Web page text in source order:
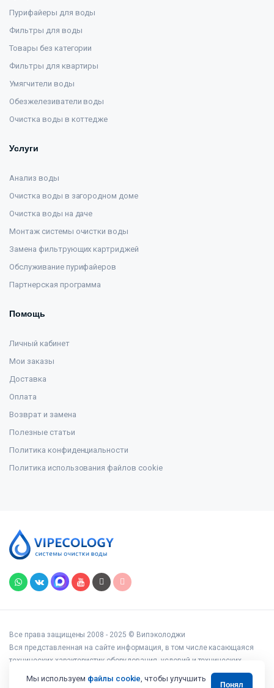
Пурифайеры для воды
Фильтры для воды
Товары без категории
Фильтры для квартиры
Умягчители воды
Обезжелезиватели воды
Очистка воды в коттедже
Услуги
Анализ воды
Очистка воды в загородном доме
Очистка воды на даче
Монтаж системы очистки воды
Замена фильтрующих картриджей
Обслуживание пурифайеров
Партнерская программа
Помощь
Личный кабинет
Мои заказы
Доставка
Оплата
Возврат и замена
Полезные статьи
Политика конфиденциальности
Политика использования файлов cookie
Все права защищены 2008 - 2025 © Випэколоджи
Вся представленная на сайте информация, в том числе касающаяся
технических характеристик оборудования, условий и технических
возможностей подключения, наличия на складе, стоимости товаров и
Мы используем файлы cookie, чтобы улучшить
Понял